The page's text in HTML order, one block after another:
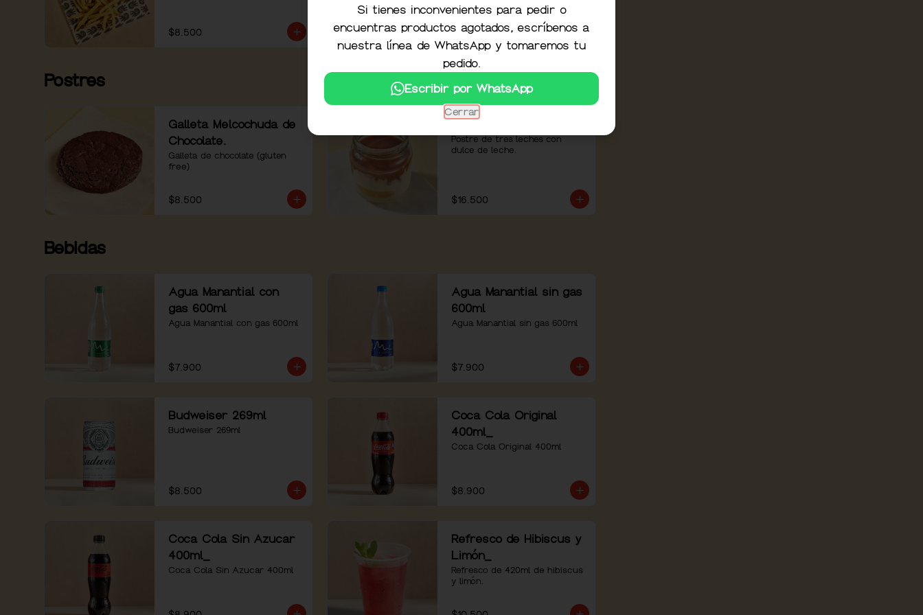
$8.500
tostadas y vinagreta de
shallots.
$17.900
Postres
Galleta Melcochuda de
Chocolate.
Galleta de chocolate (gluten
free)
$8.500
Postre de tres leches con
dulce de leche.
$16.500
Bebidas
Agua Manantial con
gas 600ml
Agua Manantial con gas 600ml
$7.900
Agua Manantial sin gas
600ml
Agua Manantial sin gas 600ml
$7.900
Budweiser 269ml
Budweiser 269ml
$8.500
Coca Cola Original
400ml_
Coca Cola Original 400ml
$8.900
Coca Cola Sin Azucar
400ml_
Coca Cola Sin Azucar 400ml
Refresco de Hibiscus y
Limón_
Refresco de 420ml de hibiscus
y limón.
Si tienes inconvenientes para pedir o
encuentras productos agotados, escríbenos a
nuestra línea de WhatsApp y tomaremos tu
pedido.
Escribir por WhatsApp
Cerrar